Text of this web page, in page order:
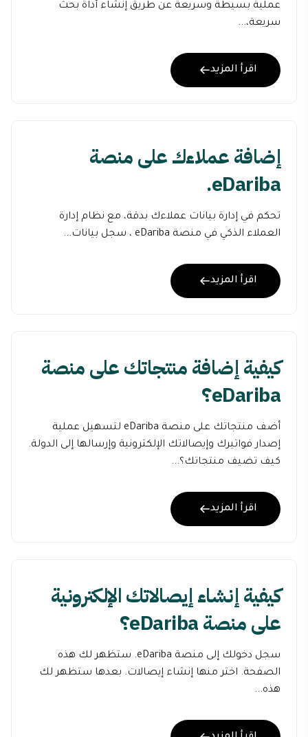
عملية بسيطة وسريعة عن طريق إنشاء أداة بحث
سريعة،...
اقرأ المزيد
إضافة عملاءك على منصة
eDariba.
تحكم في إدارة بيانات عملاءك بدقة، مع نظام إدارة
العملاء الذكي في منصة eDariba ، سجل بيانات...
اقرأ المزيد
كيفية إضافة منتجاتك على منصة
eDariba؟
أضف منتجاتك على منصة eDariba لتسهيل عملية
إصدار فواتيرك وإيصالاتك الإلكترونية وإرسالها إلى الدولة.
كيف تضيف منتجاتك؟...
اقرأ المزيد
كيفية إنشاء إيصالاتك الإلكترونية
على منصة eDariba؟
سجل دخولك إلى منصة eDariba. ستظهر لك هذه
الصفحة. اختر منها إنشاء إيصالات. بعدها ستظهر لك
هذه...